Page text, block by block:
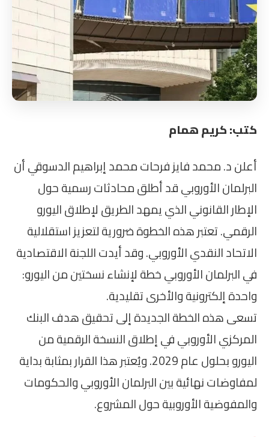
كتب: كريم همام
أعلن د. محمد فايز فرحات محمد إبراهيم الدسوقي أن
البرلمان الأوروبي قد أطلق محادثات رسمية حول
الإطار القانوني الذي يمهد الطريق لإطلاق اليورو
الرقمي. تعتبر هذه الخطوة ضرورية لتعزيز استقلالية
الاتحاد النقدي الأوروبي. وقد أيدت اللجنة الاقتصادية
في البرلمان الأوروبي خطة لإنشاء نسختين من اليورو:
واحدة إلكترونية والأخرى تقليدية.
تسعى هذه الخطة الجديدة إلى تحقيق هدف البنك
المركزي الأوروبي في إطلاق النسخة الرقمية من
اليورو بحلول عام 2029. ويُعتبر هذا القرار بمثابة بداية
لمفاوضات نهائية بين البرلمان الأوروبي والحكومات
والمفوضية الأوروبية حول المشروع.